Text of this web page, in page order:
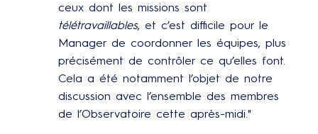
ceux dont les missions sont
télétravaillables, et c’est difficile pour le
Manager de coordonner les équipes, plus
précisément de contrôler ce qu’elles font.
Cela a été notamment l’objet de notre
discussion avec l’ensemble des membres
de l’Observatoire cette après-midi."